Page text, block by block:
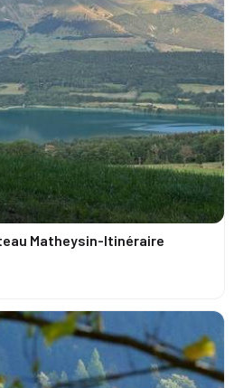
Matheysin-Itinéraire